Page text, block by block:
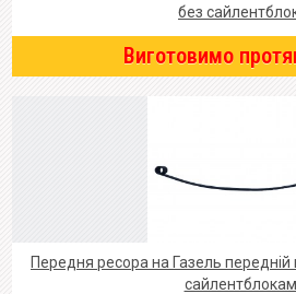
без
Виготовимо
Передня ресора на Газель передній